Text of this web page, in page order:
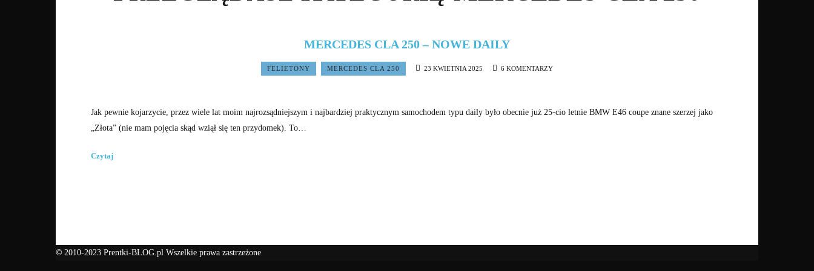
MERCEDES CLA 250 – NOWE DAILY
FELIETONY MERCEDES CLA 250 23 KWIETNIA 2025 6 KOMENTARZY
Jak pewnie kojarzycie, przez wiele lat moim najrozsądniejszym i najbardziej praktycznym samochodem typu daily było obecnie już 25-cio letnie BMW E46 coupe znane szerzej jako
„Złota” (nie mam pojęcia skąd wziął się ten przydomek). To…
Czytaj
© 2010-2023 Prentki-BLOG.pl Wszelkie prawa zastrzeżone